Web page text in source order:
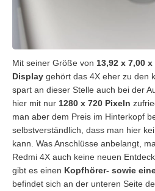
Mit seiner Größe von 13,92 x 7,00 x
Display gehört das 4X eher zu den
spart an dieser Stelle auch bei der
hier mit nur 1280 x 720 Pixeln
man aber dem Preis im Hinterkopf
selbstverständlich, dass man hier
kann. Was Anschlüsse anbelangt,
Redmi 4X auch keine neuen
gibt es einen Kopfhörer- sowie
befindet sich an der unteren Seite